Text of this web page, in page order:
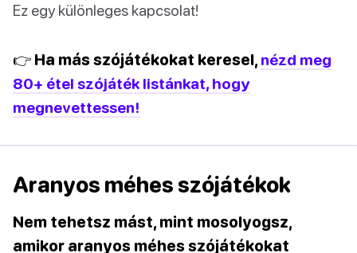
Ez egy különleges kapcsolat!
👉 Ha más szójátékokat keresel, nézd meg
80+ étel szójáték listánkat, hogy
megnevettessen!
Aranyos méhes szójátékok
Nem tehetsz mást, mint mosolyogsz,
amikor aranyos méhes szójátékokat